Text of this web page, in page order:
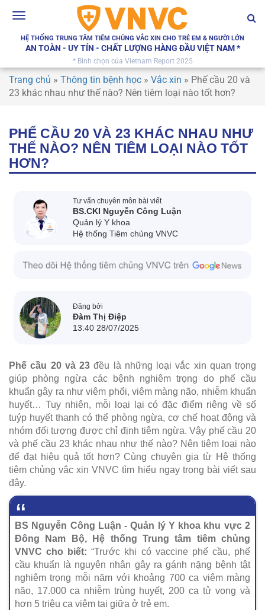
Toggle
HỆ THỐNG TRUNG TÂM TIÊM CHỦNG VẮC XIN CHO TRẺ EM & NGƯỜI LỚN
AN TOÀN - UY TÍN - CHẤT LƯỢNG HÀNG ĐẦU VIỆT NAM *
* Bình chọn của Vietnam Report 2025
Trang chủ » Thông tin bệnh học » Vắc xin » Phế cầu 20 và
23 khác nhau như thế nào? Nên tiêm loại nào tốt hơn?
PHẾ CẦU 20 VÀ 23 KHÁC NHAU NHƯ
THẾ NÀO? NÊN TIÊM LOẠI NÀO TỐT
HƠN?
Tư vấn chuyên môn bài viết
BS.CKI Nguyễn Công Luận
Quản lý Y khoa
Hệ thống Tiêm chủng VNVC
Đăng bởi
Đàm Thị Điệp
13:40 28/07/2025
Phế cầu 20 và 23 đều là những loại vắc xin quan trọng
giúp phòng ngừa các bệnh nghiêm trọng do phế cầu
khuẩn gây ra như viêm phổi, viêm màng não, nhiễm khuẩn
huyết… Tuy nhiên, mỗi loại lại có đặc điểm riêng về số
tuýp huyết thanh có thể phòng ngừa, cơ chế hoạt động và
nhóm đối tượng được chỉ định tiêm ngừa. Vậy phế cầu 20
và phế cầu 23 khác nhau như thế nào? Nên tiêm loại nào
để đạt hiệu quả tốt hơn? Cùng chuyên gia từ Hệ thống
tiêm chủng vắc xin VNVC tìm hiểu ngay trong bài viết sau
đây.
BS Nguyễn Công Luận - Quản lý Y khoa khu vực 2
Đông Nam Bộ, Hệ thống Trung tâm tiêm chủng
VNVC cho biết: “Trước khi có vaccine phế cầu, phế
cầu khuẩn là nguyên nhân gây ra gánh nặng bệnh tật
nghiêm trọng mỗi năm với khoảng 700 ca viêm màng
não, 17.000 ca nhiễm trùng huyết, 200 ca tử vong và
hơn 5 triệu ca viêm tai giữa ở trẻ em.